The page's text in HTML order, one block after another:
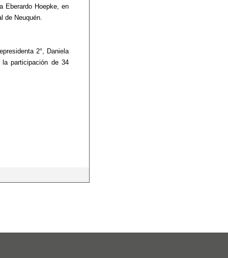
Eberardo Hoepke, en
de Neuquén.
2°, Daniela
participación de 34